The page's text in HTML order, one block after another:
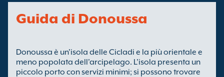
Guida di Donoussa
Donoussa è un'isola delle Cicladi e la più orientale e
meno popolata dell'arcipelago. L'isola presenta un
piccolo porto con servizi minimi; si possono trovare